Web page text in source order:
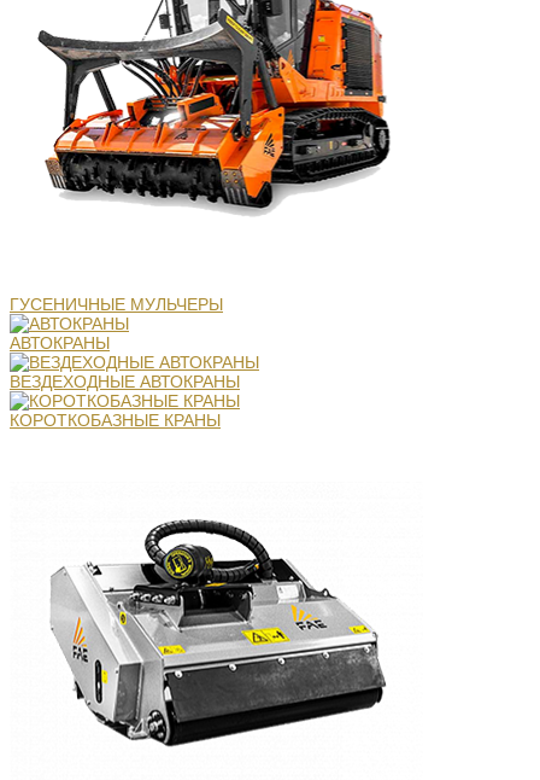
ГУСЕНИЧНЫЕ МУЛЬЧЕРЫ
АВТОКРАНЫ
ВЕЗДЕХОДНЫЕ АВТОКРАНЫ
КОРОТКОБАЗНЫЕ КРАНЫ